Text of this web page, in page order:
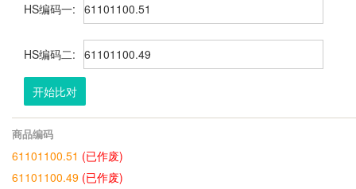
HS编码一:
HS编码二:
开始比对
商品编码
61101100.51 (已作废)
61101100.49 (已作废)